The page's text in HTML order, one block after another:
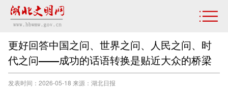
更好回答中国之问、世界之问、人民之问、时
代之问——成功的话语转换是贴近大众的桥梁
发表时间：2026-05-18 来源：湖北日报